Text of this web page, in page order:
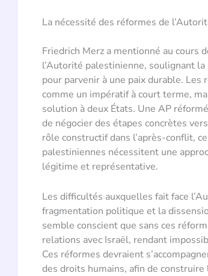
La nécessité des réformes de
Friedrich Merz a mentionné au cours
l’Autorité palestinienne, soulignant la
pour parvenir à une paix durable.
comme un impératif à court terme,
solution à deux États. Une AP
de négocier des étapes concrètes
rôle constructif dans l’après-conflit,
palestiniennes nécessitent une
légitime et représentative.
Les difficultés auxquelles fait face
fragmentation politique et la
semble conscient que sans ces
relations avec Israël, rendant
Ces réformes devraient
des droits humains, afin de